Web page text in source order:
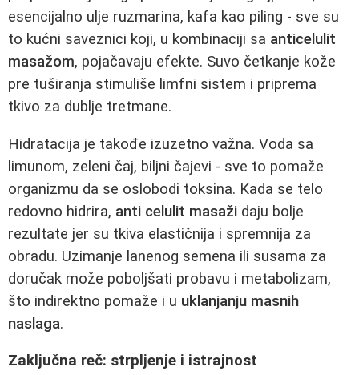
esencijalno ulje ruzmarina, kafa kao piling - sve su
to kućni saveznici koji, u kombinaciji sa anticelulit
masažom, pojačavaju efekte. Suvo četkanje kože
pre tuširanja stimuliše limfni sistem i priprema
tkivo za dublje tretmane.
Hidratacija je takođe izuzetno važna. Voda sa
limunom, zeleni čaj, biljni čajevi - sve to pomaže
organizmu da se oslobodi toksina. Kada se telo
redovno hidrira, anti celulit masaži daju bolje
rezultate jer su tkiva elastičnija i spremnija za
obradu. Uzimanje lanenog semena ili susama za
doručak može poboljšati probavu i metabolizam,
što indirektno pomaže i u uklanjanju masnih
naslaga.
Zaključna reč: strpljenje i istrajnost